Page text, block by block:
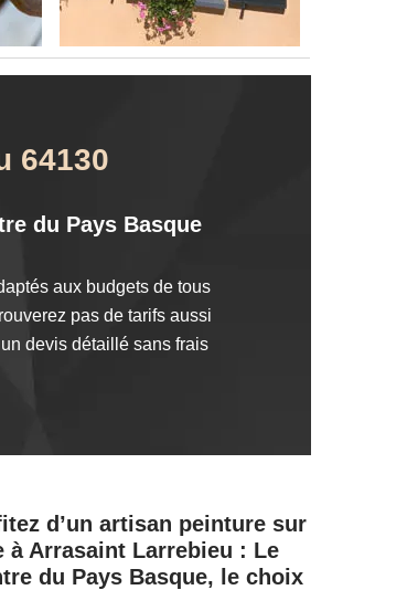
64130
du Pays Basque
aux budgets de tous
pas de tarifs aussi
devis détaillé sans frais
d’un artisan peinture sur
à Arrasaint Larrebieu : Le
du Pays Basque, le choix